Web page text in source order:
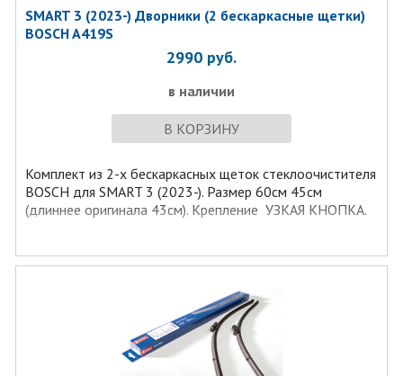
SMART 3 (2023-) Дворники (2 бескаркасные щетки)
BOSCH A419S
2990 руб.
в наличии
В КОРЗИНУ
Комплект из 2-х бескаркаcных щеток стеклоочистителя
BOSCH для SMART 3 (2023-). Размер 60см 45см
(длиннее оригинала 43см). Крепление УЗКАЯ КНОПКА.